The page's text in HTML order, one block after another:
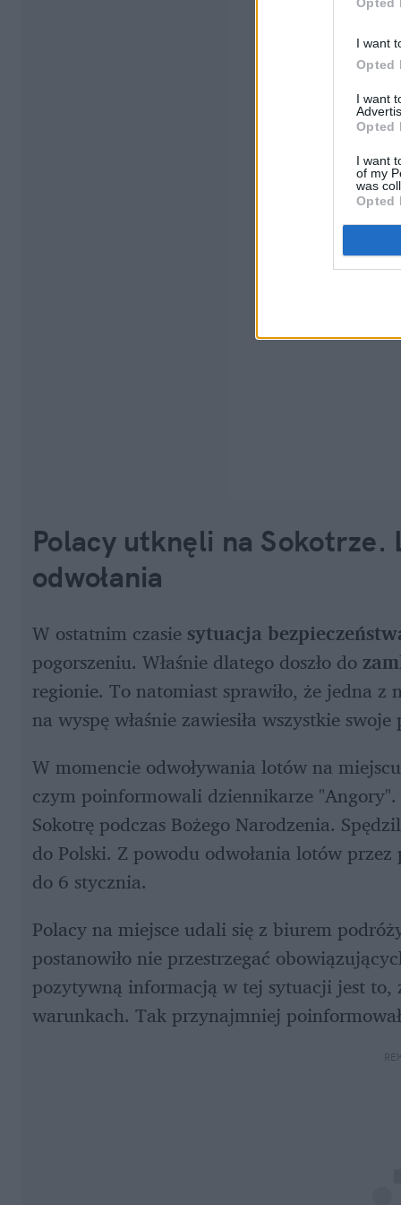
I want
Opted
I want
Opted
I want
of my
was
Opted
Polacy utknęli na Sokotrze.
odwołania
W ostatnim czasie sytuacja
pogorszeniu. Właśnie dlatego doszło do
regionie. To natomiast sprawiło, że jedna
na wyspę właśnie zawiesiła wszystkie swoje
W momencie odwoływania lotów na
czym poinformowali dziennikarze
Sokotrę podczas Bożego Narodzenia.
do Polski. Z powodu odwołania lotów
do 6 stycznia.
Polacy na miejsce udali się z biurem
postanowiło nie przestrzegać
pozytywną informacją w tej sytuacji jest
warunkach. Tak przynajmniej